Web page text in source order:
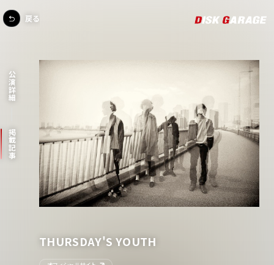
公演詳細
掲載記事
THURSDAY'S YOUTH
戻る